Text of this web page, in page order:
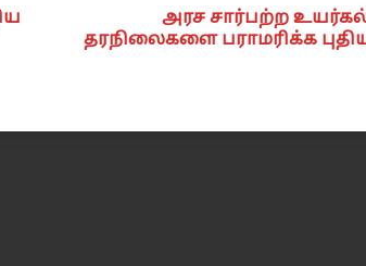
அரச சார்பற்ற
தரநிலைகளை பராமரிக்க